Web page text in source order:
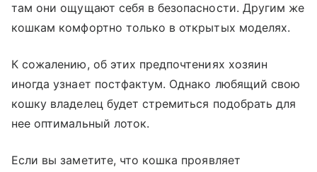
там они ощущают себя в безопасности. Другим же
кошкам комфортно только в открытых моделях.
К сожалению, об этих предпочтениях хозяин
иногда узнает постфактум. Однако любящий свою
кошку владелец будет стремиться подобрать для
нее оптимальный лоток.
Если вы заметите, что кошка проявляет